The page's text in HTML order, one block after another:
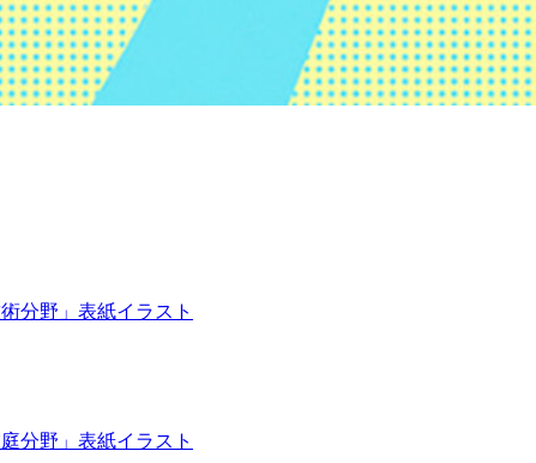
分野」表紙イラスト
分野」表紙イラスト